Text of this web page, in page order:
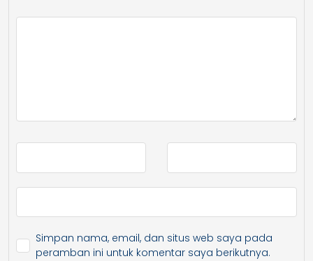
Simpan nama, email, dan situs web saya pada
peramban ini untuk komentar saya berikutnya.